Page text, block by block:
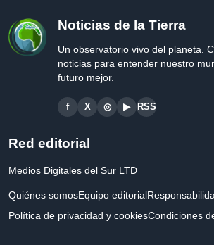
Noticias de la Tierra
Un observatorio vivo del planeta.
noticias para entender nuestro
futuro mejor.
f X ◎ ▶ RSS
Red editorial
Medios Digitales del Sur LTD
Quiénes somosEquipo editorial
Política de privacidad y cookiesCondiciones